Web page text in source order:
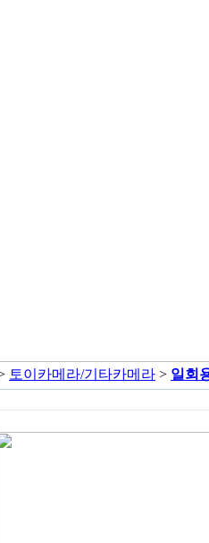
토이카메라/기타카메라 > 일회